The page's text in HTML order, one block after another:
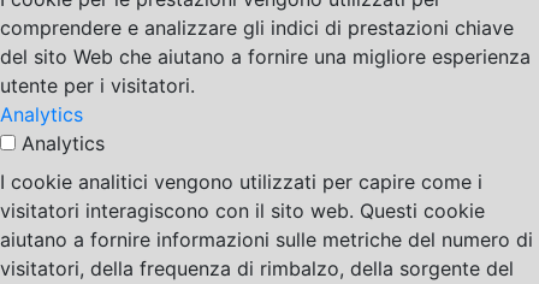
comprendere e analizzare gli indici di prestazioni chiave
del sito Web che aiutano a fornire una migliore esperienza
utente per i visitatori.
Analytics
Analytics
I cookie analitici vengono utilizzati per capire come i
visitatori interagiscono con il sito web. Questi cookie
aiutano a fornire informazioni sulle metriche del numero di
visitatori, della frequenza di rimbalzo, della sorgente del